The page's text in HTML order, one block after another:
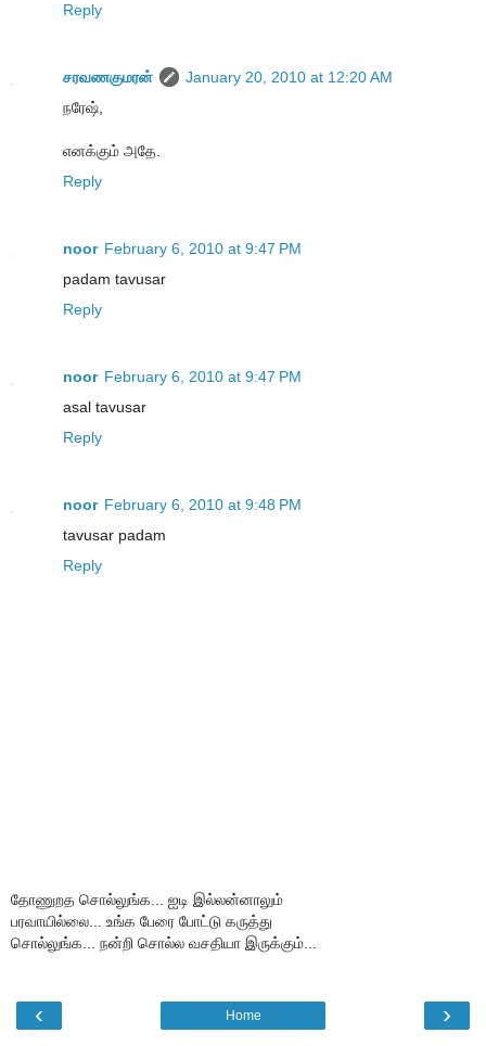
Reply
சரவணகுமரன்
January 20, 2010 at 12:20 AM
நரேஷ்,
எனக்கும் அதே.
Reply
noor February 6, 2010 at 9:47 PM
padam tavusar
Reply
noor February 6, 2010 at 9:47 PM
asal tavusar
Reply
noor February 6, 2010 at 9:48 PM
tavusar padam
Reply
தோணுறத சொல்லுங்க... ஐடி இல்லன்னாலும்
பரவாயில்லை... உங்க பேரை போட்டு கருத்து
சொல்லுங்க... நன்றி சொல்ல வசதியா இருக்கும்...
‹ ›
Home